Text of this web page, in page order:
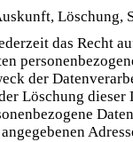
Löschung,
das Recht
der
Löschung